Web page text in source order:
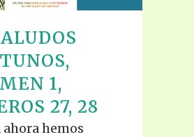
1,
27, 28
ahora hemos